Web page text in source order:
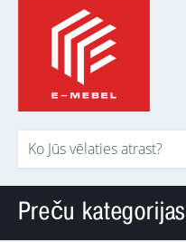
Preču kategorijas